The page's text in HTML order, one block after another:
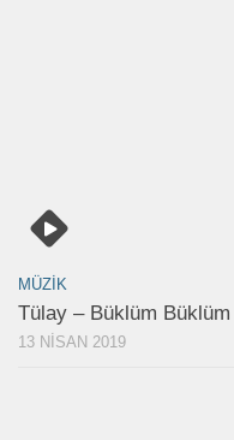
MÜZIK
Tülay – Büklüm Büklüm
13 NISAN 2019